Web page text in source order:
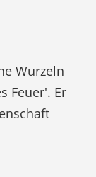
Wurzeln
Feuer'. Er